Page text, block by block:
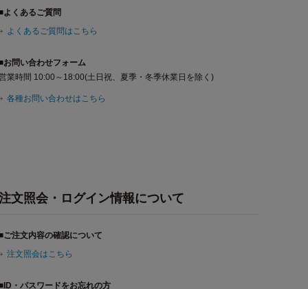
よくあるご質問
よくあるご質問はこちら
お問い合わせフォーム
業時間 10:00～18:00(土日祝、夏季・冬季休業日を除く)
各種お問い合わせはこちら
文照会・ログイン情報について
ご注文内容の確認について
注文照会はこちら
・パスワードをお忘れの方